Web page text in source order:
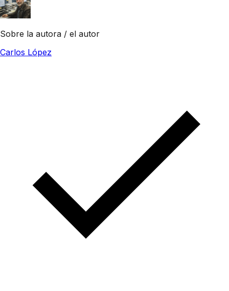
Sobre la autora / el autor
Carlos López